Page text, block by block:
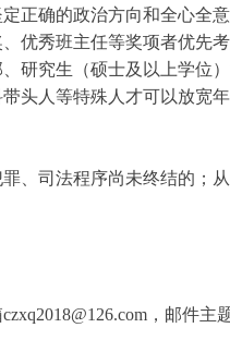
正确的政治方向和全心全意
优秀班主任等奖项者优先考
研究生（硕士及以上学位）
头人等特殊人才可以放宽
、司法程序尚未终结的；
，邮件主